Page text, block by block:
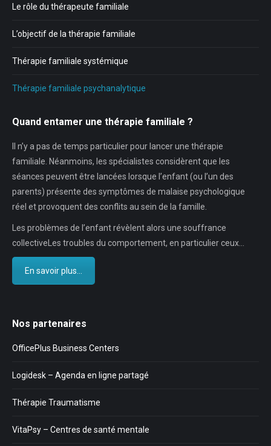
Le rôle du thérapeute familiale
L’objectif de la thérapie familiale
Thérapie familiale systémique
Thérapie familiale psychanalytique
Quand entamer une thérapie familiale ?
Il n’y a pas de temps particulier pour lancer une thérapie
familiale. Néanmoins, les spécialistes considèrent que les
séances peuvent être lancées lorsque l’enfant (ou l’un des
parents) présente des symptômes de malaise psychologique
réel et provoquent des conflits au sein de la famille.
Les problèmes de l’enfant révèlent alors une souffrance
collectiveLes troubles du comportement, en particulier ceux…
En savoir plus...
Nos partenaires
OfficePlus Business Centers
Logidesk – Agenda en ligne partagé
Thérapie Traumatisme
VitaPsy – Centres de santé mentale